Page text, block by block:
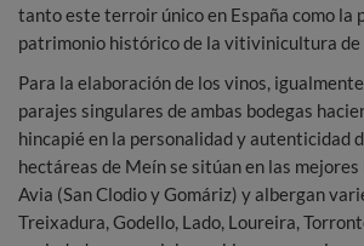
tanto este terroir único en España como la
patrimonio histórico de la vitivinicultura de
Para la elaboración de los vinos,
parajes singulares de ambas bodegas
hincapié en la personalidad y autenticidad
hectáreas de Meín se sitúan en las
Avia (San Clodio y Gomáriz) y albergan
Treixadura, Godello, Lado, Loureira,